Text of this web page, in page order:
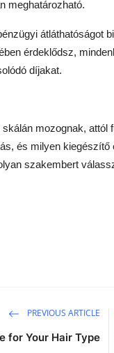
meghatározható.
átláthatóságot
érdeklődsz,
díjakat.
mozognak,
és milyen
szakembert
PREVIOUS ARTICLE
for Your Hair Type